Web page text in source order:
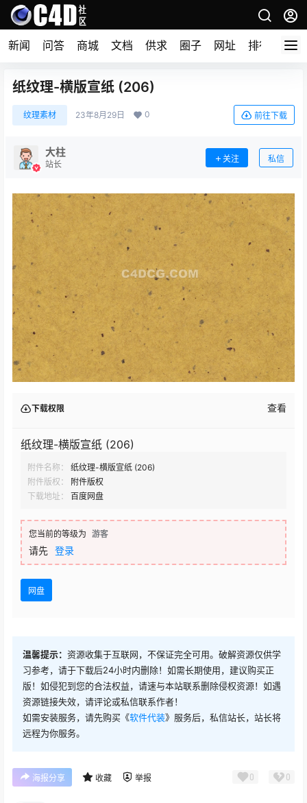
新闻 问答 商城 文档 供求 圈子 网址 排行榜
纸纹理-横版宣纸 (206)
纹理素材 23年8月29日 0 前往下载
大柱
站长
关注 私信
下载权限 查看
纸纹理-横版宣纸 (206)
附件名称：
纸纹理-横版宣纸 (206)
附件版权：
附件版权
下载地址：
百度网盘
您当前的等级为 游客
请先 登录
网盘
温馨提示： 资源收集于互联网，不保证完全可用。破解资源仅供学
习参考，请于下载后24小时内删除！如需长期使用，建议购买正
版！如侵犯到您的合法权益，请速与本站联系删除侵权资源！如遇
资源链接失效，请评论或私信联系作者！
如需安装服务，请先购买《软件代装》服务后，私信站长，站长将
远程为你服务。
海报分享 收藏 举报 0 0